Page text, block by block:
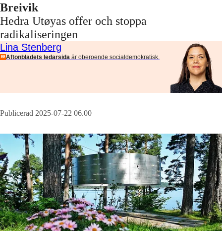
Breivik
Hedra Utøyas offer och stoppa
radikaliseringen
Lina Stenberg
Aftonbladets ledarsida är oberoende socialdemokratisk.
Publicerad 2025-07-22 06.00